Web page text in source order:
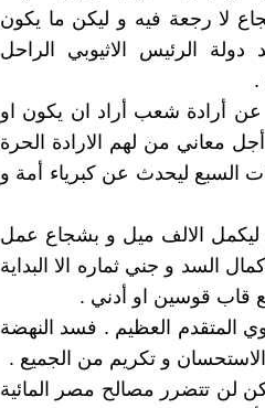
لا رجعة فيه و ليكن ما يكون
الرئيس الاثيوبي الراحل
.
عن أرادة شعب أراد ان يكون او
معاني من لهم الارادة الحرة
السبع ليحدث عن كبرياء أمة و
الالف ميل و بشجاع عمل
السد و جني ثماره الا البداية
قاب قوسين او أدني .
المتقدم العظيم . فسد النهضة
و تكريم من الجميع .
لن تتضرر مصالح مصر المائية